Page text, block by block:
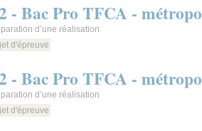
- Bac Pro TFCA -
d’une réalisation
d'épreuve
- Bac Pro TFCA -
d’une réalisation
d'épreuve